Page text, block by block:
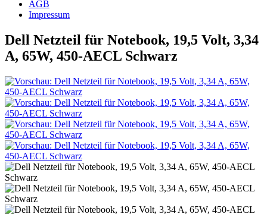
AGB
Impressum
Dell Netzteil für Notebook, 19,5 Volt, 3,34
A, 65W, 450-AECL Schwarz